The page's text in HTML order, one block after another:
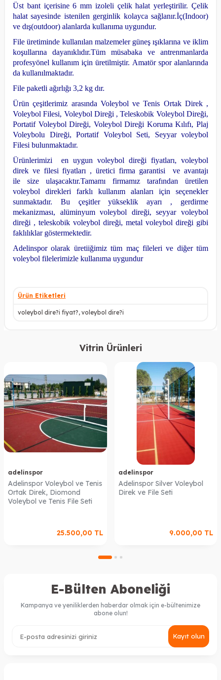
Üst bant içerisine 6 mm izoleli çelik halat yerleştirilir. Çelik
halat sayesinde istenilen gerginlik kolayca sağlanır.İç(Indoor)
ve dış(outdoor) alanlarda kullanıma uygundur.
File üretiminde kullanılan malzemeler güneş ışıklarına ve iklim
koşullarına dayanıklıdır.Tüm müsabaka ve antrenmanlarda
profesyönel kullanım için üretilmiştir. Amatör spor alanlarında
da kullanılmaktadır.
File paketli ağırlığı 3,2 kg dır.
Ürün çeşitlerimiz arasında Voleybol ve Tenis Ortak Direk ,
Voleybol Filesi, Voleybol Direği , Teleskobik Voleybol Direği,
Portatif Voleybol Direği, Voleybol Direği Koruma Kılıfı, Plaj
Voleybolu Direği, Portatif Voleybol Seti, Seyyar voleybol
Filesi bulunmaktadır.
Ürünlerimizi en uygun voleybol direği fiyatları, voleybol
direk ve filesi fiyatları , üretici firma garantisi ve avantajı
ile size ulaşacaktır.Tamamı firmamız tarafından üretilen
voleybol direkleri farklı kullanım alanları için seçenekler
sunmaktadır. Bu çeşitler yükseklik ayarı , gerdirme
mekanizması, alüminyum voleybol direği, seyyar voleybol
direği , teleskobik voleybol direği, metal voleybol direği gibi
faklılıklar göstermektedir.
Adelinspor olarak üretiiğimiz tüm maç fileleri ve diğer tüm
voleybol filelerimizle kullanıma uygundur
Ürün Etiketleri
voleybol dire?i fiyat?, voleybol dire?i
Vitrin Ürünleri
adelinspor
Adelinspor Voleybol ve Tenis
Ortak Direk, Diomond
Voleybol ve Tenis File Seti
25.500,00 TL
adelinspor
Adelinspor Silver Voleybol
Direk ve File Seti
9.000,00 TL
E-Bülten Aboneliği
Kampanya ve yeniliklerden haberdar olmak için e-bültenimize
abone olun!
Kayıt olun